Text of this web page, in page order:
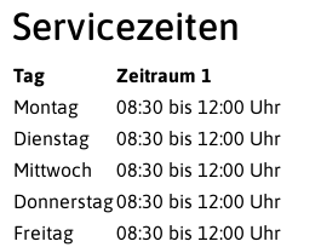
Servicezeiten
Tag Zeitraum 1
Montag
08:30 bis 12:00 Uhr
Dienstag
08:30 bis 12:00 Uhr
Mittwoch
08:30 bis 12:00 Uhr
Donnerstag08:30 bis 12:00 Uhr
Freitag
08:30 bis 12:00 Uhr